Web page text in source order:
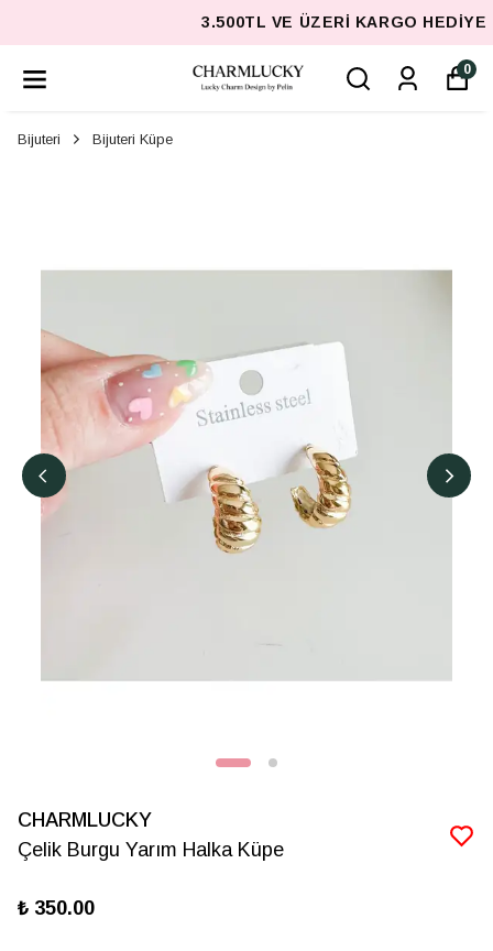
3.500TL VE ÜZERI KARGO HEDIYE
0
Bijuteri Bijuteri Küpe
CHARMLUCKY
Çelik Burgu Yarım Halka Küpe
₺ 350.00